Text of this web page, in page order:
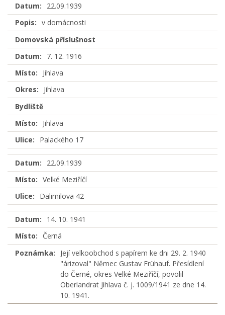
Datum:
22.09.1939
Popis: v domácnosti
Domovská příslušnost
Datum:
7. 12. 1916
Místo:
Jihlava
Okres:
Jihlava
Bydliště
Místo:
Jihlava
Ulice:
Palackého 17
Datum:
22.09.1939
Místo: Velké Meziříčí
Ulice:
Dalimilova 42
Datum:
14. 10. 1941
Místo:
Černá
Poznámka:
Její velkoobchod s papírem ke dni 29. 2. 1940
"árizoval" Němec Gustav Frühauf. Přesídlení
do Černé, okres Velké Meziříčí, povolil
Oberlandrat Jihlava č. j. 1009/1941 ze dne 14.
10. 1941.